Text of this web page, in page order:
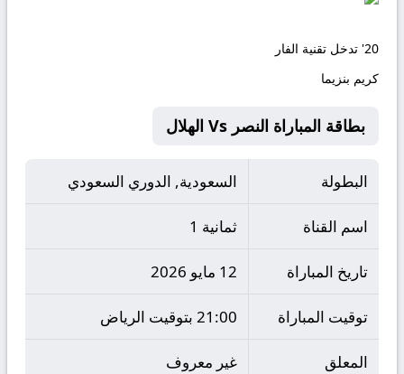
20' تدخل تقنية الفار
كريم بنزيما
بطاقة المباراة النصر Vs الهلال
البطولة السعودية, الدوري السعودي
اسم القناة ثمانية 1
تاريخ المباراة 12 مايو 2026
توقيت المباراة 21:00 بتوقيت الرياض
المعلق غير معروف